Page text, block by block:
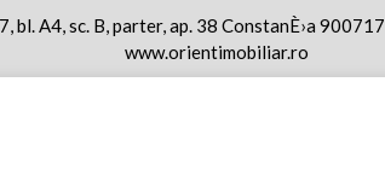
bl. A4, sc. B, parter, ap. 38 ConstanÈ›a 900717
www.orientimobiliar.ro